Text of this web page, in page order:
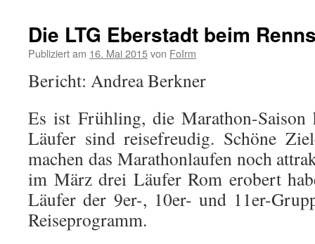
Die LTG Eberstadt beim
Publiziert am 16. Mai 2015von FoIrm
Bericht: Andrea Berkner
Es ist Frühling, die Marathon-
Läufer sind reisefreudig. Schöne
machen das Marathonlaufen noch
im März drei Läufer Rom erobert
Läufer der 9er-, 10er- und 11er-
Reiseprogramm.